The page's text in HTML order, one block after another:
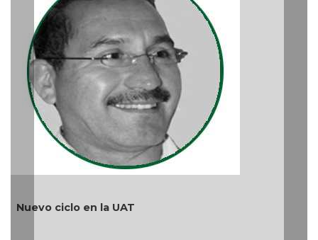
Más cambios en el gobierno de AVA
Ago 05, 2026 / 9:42 AM